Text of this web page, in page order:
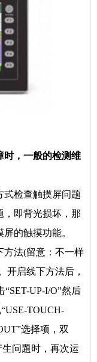
时，一般的检测维
式检查触摸屏问题
，即背光损坏，那
的触摸功能。
方法(留意：不一样
开启线下方法后，
UP-I/O”然后
TOUCH-
选择项，双
问題时，再次运